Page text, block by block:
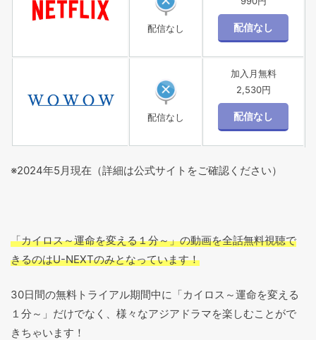
配信なし
配信なし
加入月無料
2,530円
※2024年5月現在（詳細は公式サイトをご確認ください）
「カイロス～運命を変える１分～」の動画を全話無料視聴で
きるのはU-NEXTのみとなっています！
30日間の無料トライアル期間中に「カイロス～運命を変える
１分～」だけでなく、様々なアジアドラマを楽しむことがで
きちゃいます！